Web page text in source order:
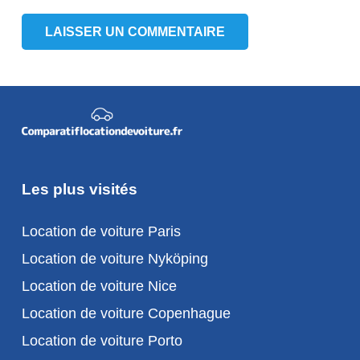
LAISSER UN COMMENTAIRE
Les plus visités
Location de voiture Paris
Location de voiture Nyköping
Location de voiture Nice
Location de voiture Copenhague
Location de voiture Porto